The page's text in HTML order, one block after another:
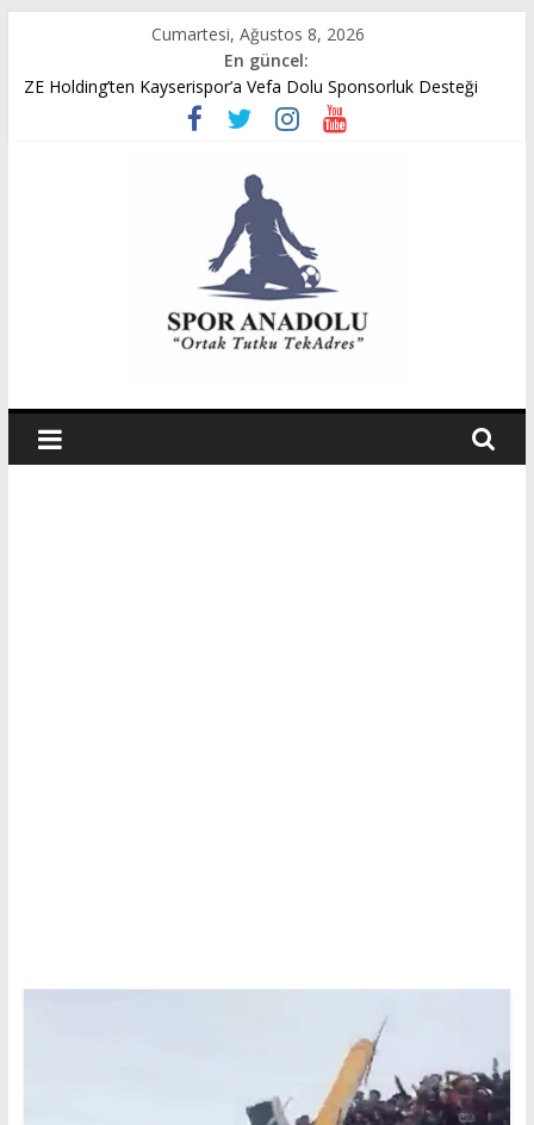
content
Cumartesi, Ağustos 8, 2026
En güncel:
ZE Holding’ten Kayserispor’a Vefa Dolu Sponsorluk Desteği
Avukat Emir Akpınar’ın Benveri Kitabı Ön Satışa Çıktı
GÜMÜŞORDU GENÇ FK U14 TÜRKİYE ŞAMPİYONASINDA
Ziya Eren Kayserispor’a Uğurlu Geldi
Spor Dünyasında Yeni Dönem Başlıyor: Zkor!
Spor
Anadolu